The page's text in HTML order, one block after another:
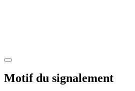
Motif du signalement